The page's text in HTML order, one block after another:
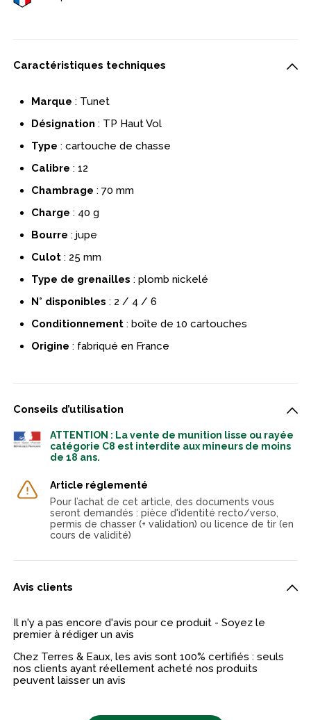
Caractéristiques techniques
Marque : Tunet
Désignation : TP Haut Vol
Type : cartouche de chasse
Calibre : 12
Chambrage : 70 mm
Charge : 40 g
Bourre : jupe
Culot : 25 mm
Type de grenailles : plomb nickelé
N° disponibles : 2 / 4 / 6
Conditionnement : boîte de 10 cartouches
Origine : fabriqué en France
Conseils d’utilisation
ATTENTION : La vente de munition lisse ou rayée
catégorie C8 est interdite aux mineurs de moins
de 18 ans.
Article réglementé
Pour l’achat de cet article, des documents vous
seront demandés : pièce d'identité recto/verso,
permis de chasser (+ validation) ou licence de tir (en
cours de validité)
Avis clients
Il n'y a pas encore d'avis pour ce produit - Soyez le
premier à rédiger un avis
Chez Terres & Eaux, les avis sont 100% certifiés : seuls
nos clients ayant réellement acheté nos produits
peuvent laisser un avis